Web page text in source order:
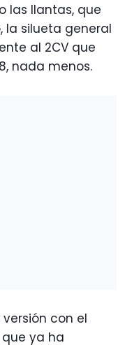
las llantas, que
la silueta general
al 2CV que
nada menos.
con el
ya ha